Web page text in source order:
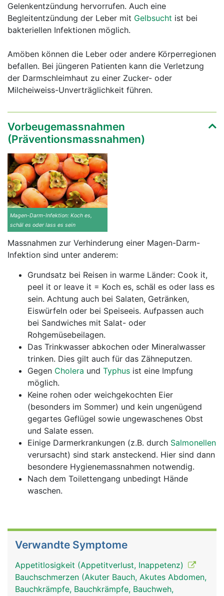
Gelenkentzündung hervorrufen. Auch eine
Begleitentzündung der Leber mit Gelbsucht ist bei
bakteriellen Infektionen möglich.
Amöben können die Leber oder andere Körperregionen
befallen. Bei jüngeren Patienten kann die Verletzung
der Darmschleimhaut zu einer Zucker- oder
Milcheiweiss-Unverträglichkeit führen.
Vorbeugemassnahmen
(Präventionsmassnahmen)
Magen-Darm-Infektion: Koch es,
schäl es oder lass es sein
Massnahmen zur Verhinderung einer Magen-Darm-
Infektion sind unter anderem:
Grundsatz bei Reisen in warme Länder: Cook it,
peel it or leave it = Koch es, schäl es oder lass es
sein. Achtung auch bei Salaten, Getränken,
Eiswürfeln oder bei Speiseeis. Aufpassen auch
bei Sandwiches mit Salat- oder
Rohgemüsebeilagen.
Das Trinkwasser abkochen oder Mineralwasser
trinken. Dies gilt auch für das Zähneputzen.
Gegen Cholera und Typhus ist eine Impfung
möglich.
Keine rohen oder weichgekochten Eier
(besonders im Sommer) und kein ungenügend
gegartes Geflügel sowie ungewaschenes Obst
und Salate essen.
Einige Darmerkrankungen (z.B. durch Salmonellen
verursacht) sind stark ansteckend. Hier sind dann
besondere Hygienemassnahmen notwendig.
Nach dem Toilettengang unbedingt Hände
waschen.
Verwandte Symptome
Appetitlosigkeit (Appetitverlust, Inappetenz)
Bauchschmerzen (Akuter Bauch, Akutes Abdomen,
Bauchkrämpfe, Bauchkrämpfe, Bauchweh,